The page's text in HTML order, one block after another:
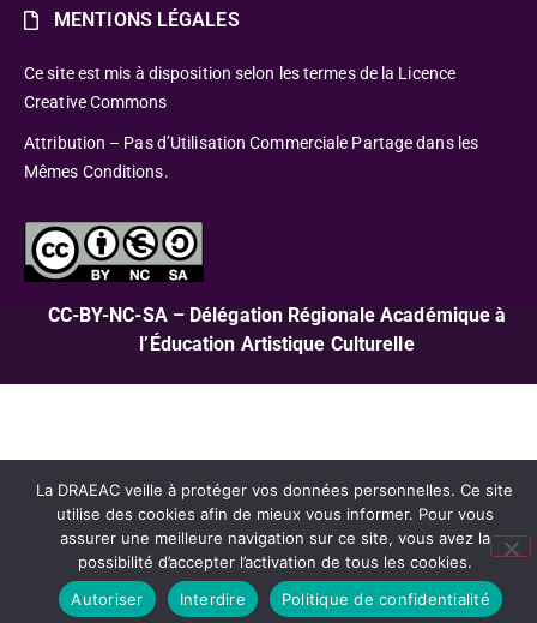
MENTIONS LÉGALES
Ce site est mis à disposition selon les termes de la Licence
Creative Commons
Attribution – Pas d’Utilisation Commerciale Partage dans les
Mêmes Conditions.
CC-BY-NC-SA – Délégation Régionale Académique à
l’Éducation Artistique Culturelle
La DRAEAC veille à protéger vos données personnelles. Ce site
utilise des cookies afin de mieux vous informer. Pour vous
assurer une meilleure navigation sur ce site, vous avez la
possibilité d’accepter l’activation de tous les cookies.
Autoriser
Interdire Politique de confidentialité